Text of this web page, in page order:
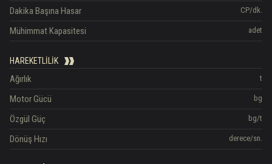
CP/dk.
Dakika Başına Hasar
adet
Mühimmat Kapasitesi
HAREKETLILIK
t
Ağırlık
bg
Motor Gücü
bg/t
Özgül Güç
derece/sn.
Dönüş Hızı